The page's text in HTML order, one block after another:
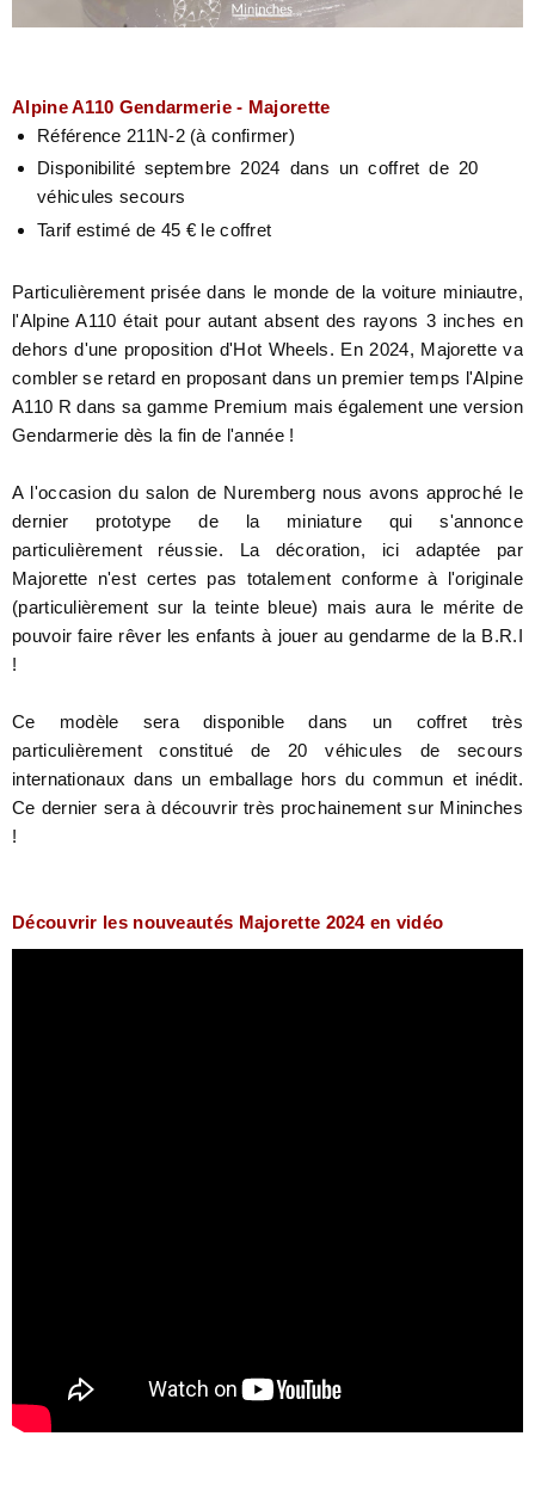
Alpine A110 Gendarmerie - Majorette
Référence 211N-2 (à confirmer)
Disponibilité septembre 2024 dans un coffret de 20
véhicules secours
Tarif estimé de 45 € le coffret
Particulièrement prisée dans le monde de la voiture miniautre,
l'Alpine A110 était pour autant absent des rayons 3 inches en
dehors d'une proposition d'Hot Wheels. En 2024, Majorette va
combler se retard en proposant dans un premier temps l'Alpine
A110 R dans sa gamme Premium mais également une version
Gendarmerie dès la fin de l'année !
A l'occasion du salon de Nuremberg nous avons approché le
dernier prototype de la miniature qui s'annonce
particulièrement réussie. La décoration, ici adaptée par
Majorette n'est certes pas totalement conforme à l'originale
(particulièrement sur la teinte bleue) mais aura le mérite de
pouvoir faire rêver les enfants à jouer au gendarme de la B.R.I
!
Ce modèle sera disponible dans un coffret très
particulièrement constitué de 20 véhicules de secours
internationaux dans un emballage hors du commun et inédit.
Ce dernier sera à découvrir très prochainement sur Mininches
!
Découvrir les nouveautés Majorette 2024 en vidéo